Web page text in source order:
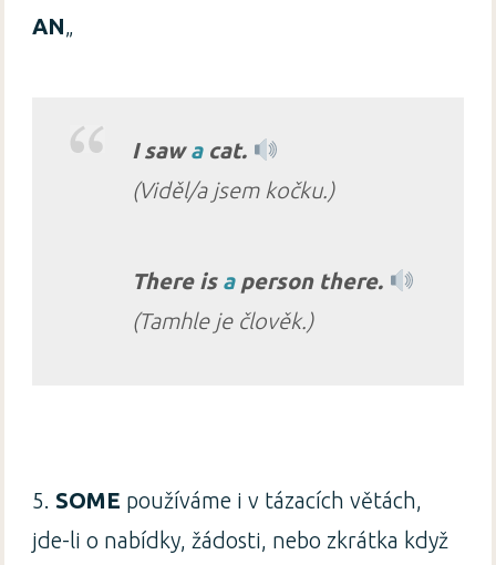
AN
I sawacat.
(Viděl/a jsem kočku.)
There is aperson there.
(Tamhle je člověk.)
5. SOME používáme i v tázacích větách,
jde-li o nabídky, žádosti, nebo zkrátka když